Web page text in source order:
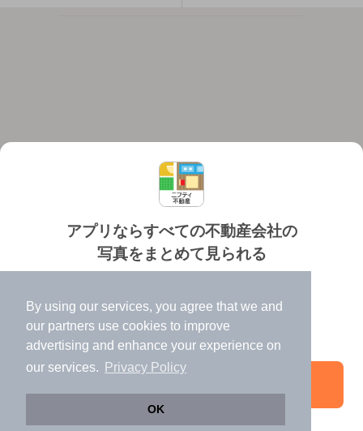
By using our services, you agree that we and
our partners use cookies to improve
advertising and enhance your experience on
our services.
Privacy Policy
OK
アプリならすべての不動産会社の
写真をまとめて見られる
✔️
高速表示で似た物件も見つけやすい
✔️
便利な通知機能も充実
個人情報保護ポリシー 利用規約
©NIFTY Lifestyle Co., Ltd.